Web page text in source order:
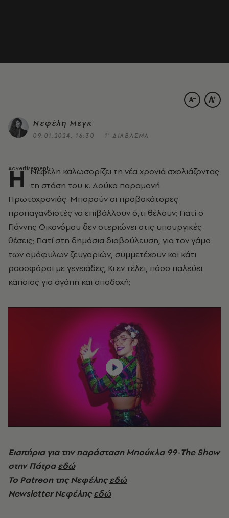
Νεφέλη Μεγκ
09.01.2024, 16:30 1’ ΔΙΑΒΑΣΜΑ
Η Νεφέλη καλωσορίζει τη νέα χρονιά σχολιάζοντας
τη στάση του κ. Δούκα παραμονή
Πρωτοχρονιάς. Μπορούν οι προβοκάτορες
προπαγανδιστές να επιβάλλουν ό,τι θέλουν; Γιατί ο
Γιάννης Οικονόμου δεν στεριώνει στις υπουργικές
θέσεις; Γιατί στη δημόσια διαβούλευση, για τον γάμο
των ομόφυλων ζευγαριών, συμμετέχουν και κάτι
ρασοφόροι με γενειάδες; Κι εν τέλει, πόσο παλεύει
κάποιος για αγάπη και αποδοχή;
Εισιτήρια για την παράσταση Μπούκλα 99-The Show
στην Πάτρα εδώ
Το Patreon της Νεφέλης εδώ
Νewsletter Νεφέλης εδώ